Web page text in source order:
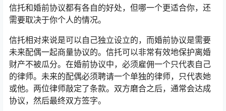
信托和婚前协议都有各自的好处，但哪一个更适合你，还
需要取决于你个人的情况。
信托相对来说是可以自己独立设立的，而婚前协议是需要
未来配偶一起商量协议的。信托可以非常有效地保护离婚
财产不被瓜分。在婚前协议中，必须雇佣一个只代表自己
的律师。未来的配偶必须聘请一个单独的律师，只代表她
或他。两位律师敲定了条款。双方磨合之后，通常会达成
协议，然后最终双方签字。